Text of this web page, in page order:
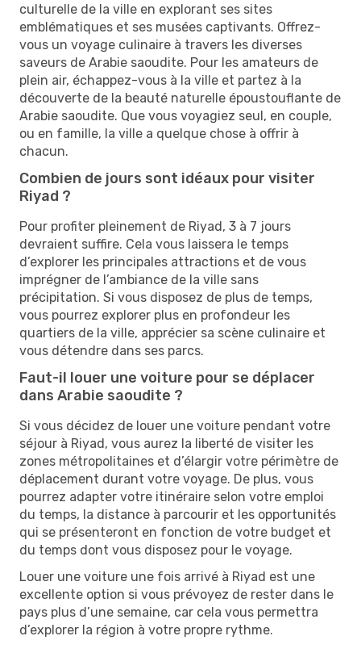
culturelle de la ville en explorant ses sites
emblématiques et ses musées captivants. Offrez-
vous un voyage culinaire à travers les diverses
saveurs de Arabie saoudite. Pour les amateurs de
plein air, échappez-vous à la ville et partez à la
découverte de la beauté naturelle époustouflante de
Arabie saoudite. Que vous voyagiez seul, en couple,
ou en famille, la ville a quelque chose à offrir à
chacun.
Combien de jours sont idéaux pour visiter
Riyad ?
Pour profiter pleinement de Riyad, 3 à 7 jours
devraient suffire. Cela vous laissera le temps
d’explorer les principales attractions et de vous
imprégner de l’ambiance de la ville sans
précipitation. Si vous disposez de plus de temps,
vous pourrez explorer plus en profondeur les
quartiers de la ville, apprécier sa scène culinaire et
vous détendre dans ses parcs.
Faut-il louer une voiture pour se déplacer
dans Arabie saoudite ?
Si vous décidez de louer une voiture pendant votre
séjour à Riyad, vous aurez la liberté de visiter les
zones métropolitaines et d’élargir votre périmètre de
déplacement durant votre voyage. De plus, vous
pourrez adapter votre itinéraire selon votre emploi
du temps, la distance à parcourir et les opportunités
qui se présenteront en fonction de votre budget et
du temps dont vous disposez pour le voyage.
Louer une voiture une fois arrivé à Riyad est une
excellente option si vous prévoyez de rester dans le
pays plus d’une semaine, car cela vous permettra
d’explorer la région à votre propre rythme.